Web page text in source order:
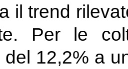
il trend
Per le
del 12,2% a